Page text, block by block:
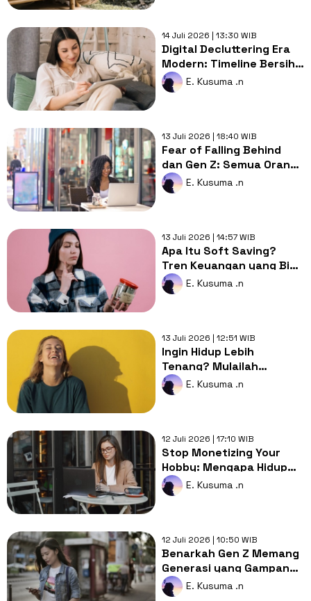
14 Juli 2026 | 13:30 WIB
Digital Decluttering Era
Modern: Timeline Bersih,
Pikiran pun Lebih Ringan
E. Kusuma .n
13 Juli 2026 | 18:40 WIB
Fear of Falling Behind
dan Gen Z: Semua Orang
Terlihat Sukses, Aku
Kapan?
E. Kusuma .n
13 Juli 2026 | 14:57 WIB
Apa Itu Soft Saving?
Tren Keuangan yang Bisa
Bikin Kamu Lebih Waras
E. Kusuma .n
13 Juli 2026 | 12:51 WIB
Ingin Hidup Lebih
Tenang? Mulailah
Menerapkan 'Micro Joy'
Mulai Detik Ini
E. Kusuma .n
12 Juli 2026 | 17:10 WIB
Stop Monetizing Your
Hobby: Mengapa Hidup
Tidak Selalu Tentang
Produktivitas
E. Kusuma .n
12 Juli 2026 | 10:50 WIB
Benarkah Gen Z Memang
Generasi yang Gampang
Bosan?E. Kusuma .n